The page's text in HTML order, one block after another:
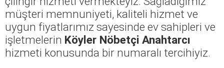
müşteri memnuniyeti, kaliteli hizmet ve
uygun fiyatlarımız sayesinde ev sahipleri ve
işletmelerin Köyler Nöbetçi Anahtarcı
hizmeti konusunda bir numaralı tercihiyiz.